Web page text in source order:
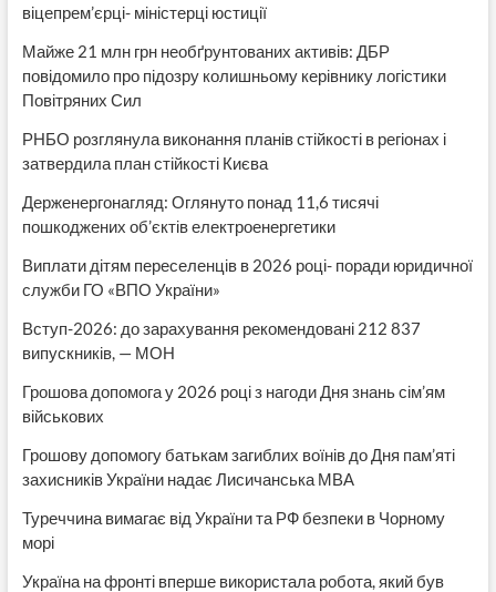
віцепрем’єрці- міністерці юстиції
Майже 21 млн грн необґрунтованих активів: ДБР
повідомило про підозру колишньому керівнику логістики
Повітряних Сил
РНБО розглянула виконання планів стійкості в регіонах і
затвердила план стійкості Києва
Держенергонагляд: Оглянуто понад 11,6 тисячі
пошкоджених об’єктів електроенергетики
Виплати дітям переселенців в 2026 році- поради юридичної
служби ГО «ВПО України»
Вступ-2026: до зарахування рекомендовані 212 837
випускників, — МОН
Грошова допомога у 2026 році з нагоди Дня знань сім’ям
військових
Грошову допомогу батькам загиблих воїнів до Дня пам’яті
захисників України надає Лисичанська МВА
Туреччина вимагає від України та РФ безпеки в Чорному
морі
Україна на фронті вперше використала робота, який був